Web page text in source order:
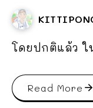
โดยปกติแล้ว
Read More